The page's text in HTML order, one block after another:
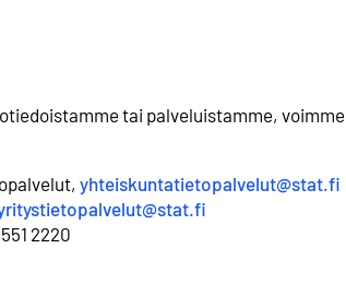
tai palveluistamme, voimme
yhteiskuntatietopalvelut@stat.fi
2220